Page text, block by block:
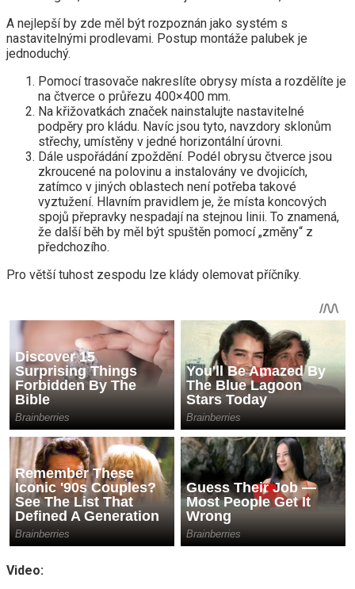
A nejlepší by zde měl být rozpoznán jako systém s
nastavitelnými prodlevami. Postup montáže palubek je
jednoduchý.
Pomocí trasovače nakreslíte obrysy místa a rozdělíte je
na čtverce o průřezu 400×400 mm.
Na křižovatkách značek nainstalujte nastavitelné
podpěry pro kládu. Navíc jsou tyto, navzdory sklonům
střechy, umístěny v jedné horizontální úrovni.
Dále uspořádání zpoždění. Podél obrysu čtverce jsou
zkroucené na polovinu a instalovány ve dvojicích,
zatímco v jiných oblastech není potřeba takové
vyztužení. Hlavním pravidlem je, že místa koncových
spojů přepravky nespadají na stejnou linii. To znamená,
že další běh by měl být spuštěn pomocí „změny“ z
předchozího.
Pro větší tuhost zespodu lze klády olemovat příčníky.
Video: